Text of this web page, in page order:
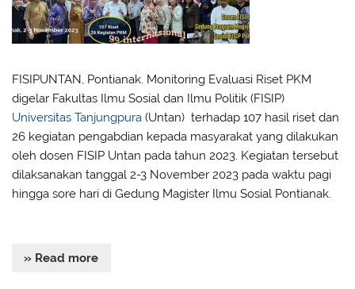
FISIPUNTAN, Pontianak. Monitoring Evaluasi Riset PKM
digelar Fakultas Ilmu Sosial dan Ilmu Politik (FISIP)
Universitas Tanjungpura (Untan) terhadap 107 hasil riset dan
26 kegiatan pengabdian kepada masyarakat yang dilakukan
oleh dosen FISIP Untan pada tahun 2023. Kegiatan tersebut
dilaksanakan tanggal 2-3 November 2023 pada waktu pagi
hingga sore hari di Gedung Magister Ilmu Sosial Pontianak.
» Read more